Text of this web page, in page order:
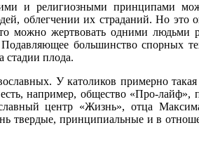
и религиозными принципами
облегчении их страданий. Но это
можно жертвовать одними людьми
большинство спорных
стадии плода.
У католиков примерно
например, общество «Про-лайф»,
центр «Жизнь», отца
твердые, принципиальные и в